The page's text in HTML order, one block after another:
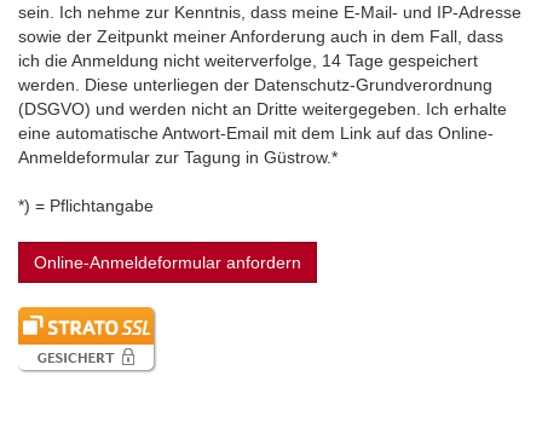
sein. Ich nehme zur Kenntnis, dass meine E-Mail- und IP-Adresse
sowie der Zeitpunkt meiner Anforderung auch in dem Fall, dass
ich die Anmeldung nicht weiterverfolge, 14 Tage gespeichert
werden. Diese unterliegen der Datenschutz-Grundverordnung
(DSGVO) und werden nicht an Dritte weitergegeben. Ich erhalte
eine automatische Antwort-Email mit dem Link auf das Online-
Anmeldeformular zur Tagung in Güstrow.*
*) = Pflichtangabe